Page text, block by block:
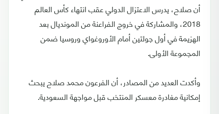
أن صلاح، يدرس الاعتزال الدولي عقب انتهاء كأس العالم
2018، والمشاركة في خروج الفراعنة من المونديال بعد
الهزيمة في أول جولتين أمام الأوروغواي وروسيا ضمن
المجموعة الأولى.
وأكدت العديد من المصادر، أن الفرعون محمد صلاح يبحث
إمكانية مغادرة معسكر المنتخب قبل مواجهة السعودية.